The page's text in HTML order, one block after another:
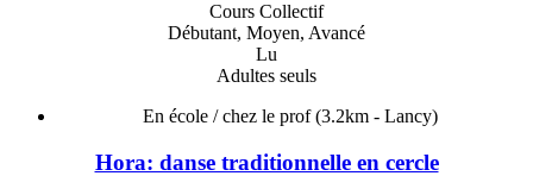
Cours Collectif
Débutant, Moyen, Avancé
Lu
Adultes seuls
En école / chez le prof(3.2km - Lancy)
Hora: danse traditionnelle en cercle